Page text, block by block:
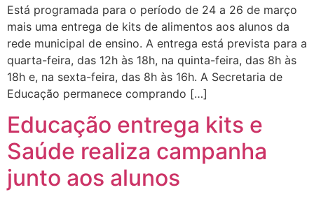
Está programada para o período de 24 a 26 de março
mais uma entrega de kits de alimentos aos alunos da
rede municipal de ensino. A entrega está prevista para a
quarta-feira, das 12h às 18h, na quinta-feira, das 8h às
18h e, na sexta-feira, das 8h às 16h. A Secretaria de
Educação permanece comprando […]
Educação entrega kits e
Saúde realiza campanha
junto aos alunos